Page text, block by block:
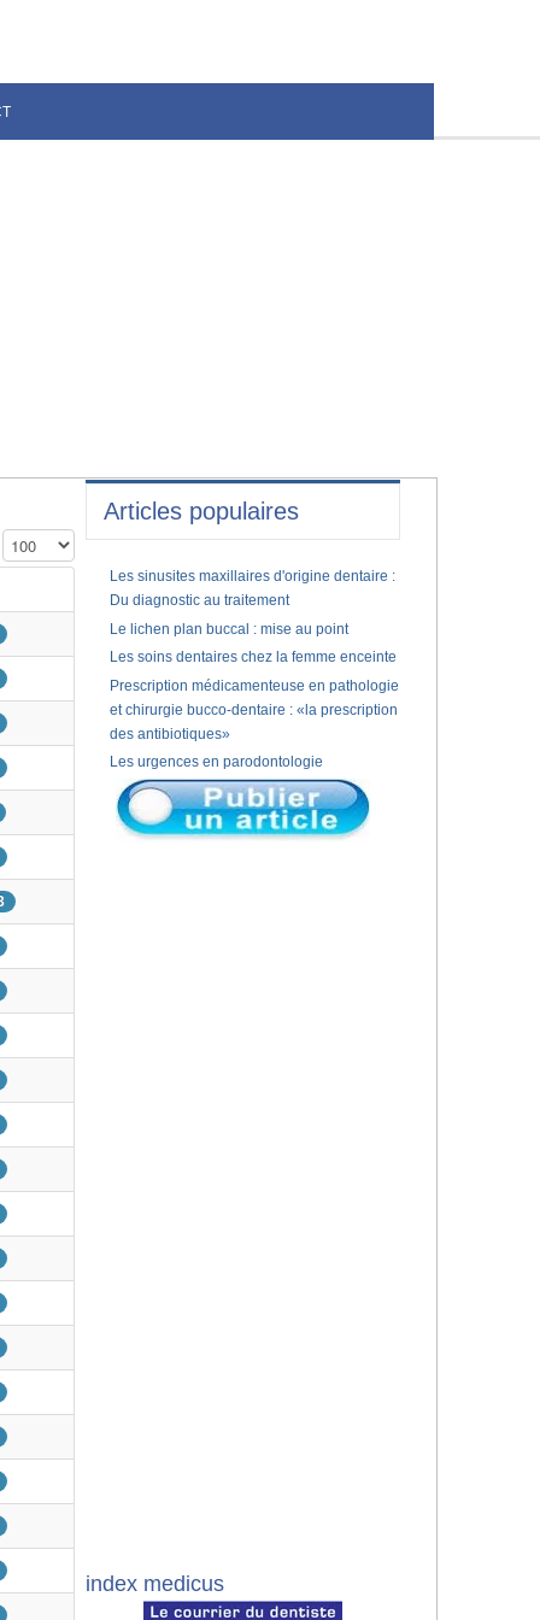
Affichage #
Articles populaires
Les sinusites maxillaires d'origine dentaire :
Du diagnostic au traitement
Le lichen plan buccal : mise au point
Les soins dentaires chez la femme enceinte
Prescription médicamenteuse en pathologie
et chirurgie bucco-dentaire : «la prescription
des antibiotiques»
Les urgences en parodontologie
index medicus